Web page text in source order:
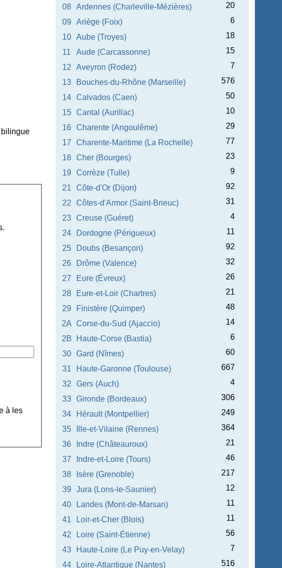
bilingue
à les
08
Ardennes (Charleville-Mézières)
20
09
Ariège (Foix)
6
10
Aube (Troyes)
18
11
Aude (Carcassonne)
15
12
Aveyron (Rodez)
7
13
Bouches-du-Rhône (Marseille)
576
14
Calvados (Caen)
50
15
Cantal (Aurillac)
10
16
Charente (Angoulême)
29
17
Charente-Maritime (La Rochelle)
77
18
Cher (Bourges)
23
19
Corrèze (Tulle)
9
21
Côte-d'Or (Dijon)
92
22
Côtes-d'Armor (Saint-Brieuc)
31
23
Creuse (Guéret)
4
24
Dordogne (Périgueux)
11
25
Doubs (Besançon)
92
26
Drôme (Valence)
32
27
Eure (Évreux)
26
28
Eure-et-Loir (Chartres)
21
29
Finistère (Quimper)
48
2A
Corse-du-Sud (Ajaccio)
14
2B
Haute-Corse (Bastia)
6
30
Gard (Nîmes)
60
31
Haute-Garonne (Toulouse)
667
32
Gers (Auch)
4
33
Gironde (Bordeaux)
306
34
Hérault (Montpellier)
249
35
Ille-et-Vilaine (Rennes)
364
36
Indre (Châteauroux)
21
37
Indre-et-Loire (Tours)
46
38
Isère (Grenoble)
217
39
Jura (Lons-le-Saunier)
12
40
Landes (Mont-de-Marsan)
11
41
Loir-et-Cher (Blois)
11
42
Loire (Saint-Étienne)
56
43
Haute-Loire (Le Puy-en-Velay)
7
44
Loire-Atlantique (Nantes)
516